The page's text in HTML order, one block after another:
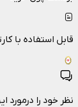
قابل استفاده با
نظر خود را